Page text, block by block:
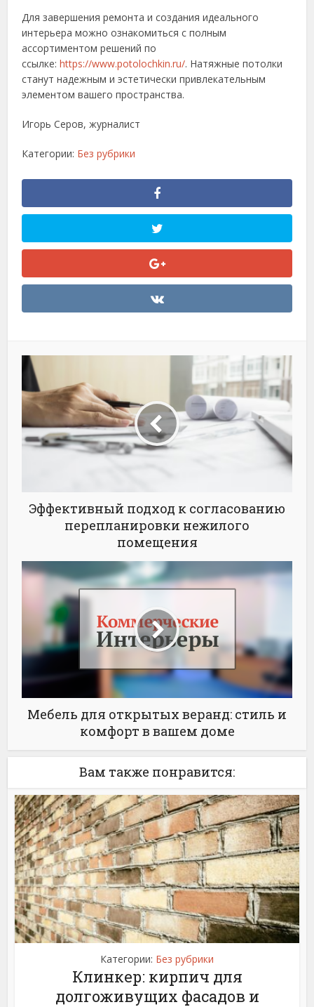
Для завершения ремонта и создания идеального
интерьера можно ознакомиться с полным
ассортиментом решений по
ссылке:https://www.potolochkin.ru/. Натяжные потолки
станут надежным и эстетически привлекательным
элементом вашего пространства.
Игорь Серов, журналист
Категории: Без рубрики
Эффективный подход к согласованию
перепланировки нежилого
помещения
Мебель для открытых веранд: стиль и
комфорт в вашем доме
Вам также понравится:
Категории: Без рубрики
Клинкер: кирпич для
долгоживущих фасадов и